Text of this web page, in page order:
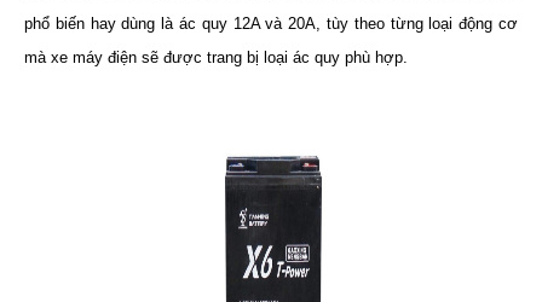
phổ biến hay dùng là ác quy 12A và 20A, tùy theo từng loại động cơ
mà xe máy điện sẽ được trang bị loại ác quy phù hợp.